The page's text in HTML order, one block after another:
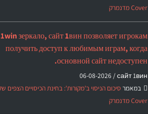
Cover מדנמרק
1win зеркало, сайт 1вин позволяет игрокам
получить доступ к любимым играм, когда
основной сайт недоступен.
сайт 1вин /
06-08-2026
במאמר
Cover מדנמרק